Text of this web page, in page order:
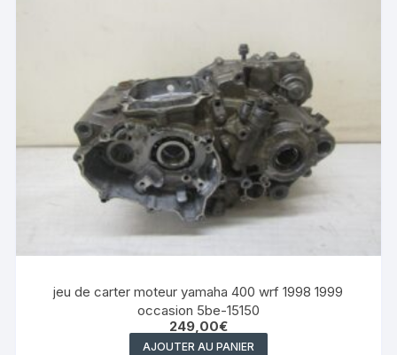
jeu de carter moteur yamaha 400 wrf 1998 1999
occasion 5be-15150
249,00€
AJOUTER AU PANIER